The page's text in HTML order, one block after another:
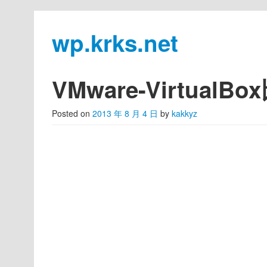
wp.krks.net
Main menu
VMware-VirtualBox
Posted on 2013 年 8 月 4 日 by kakkyz